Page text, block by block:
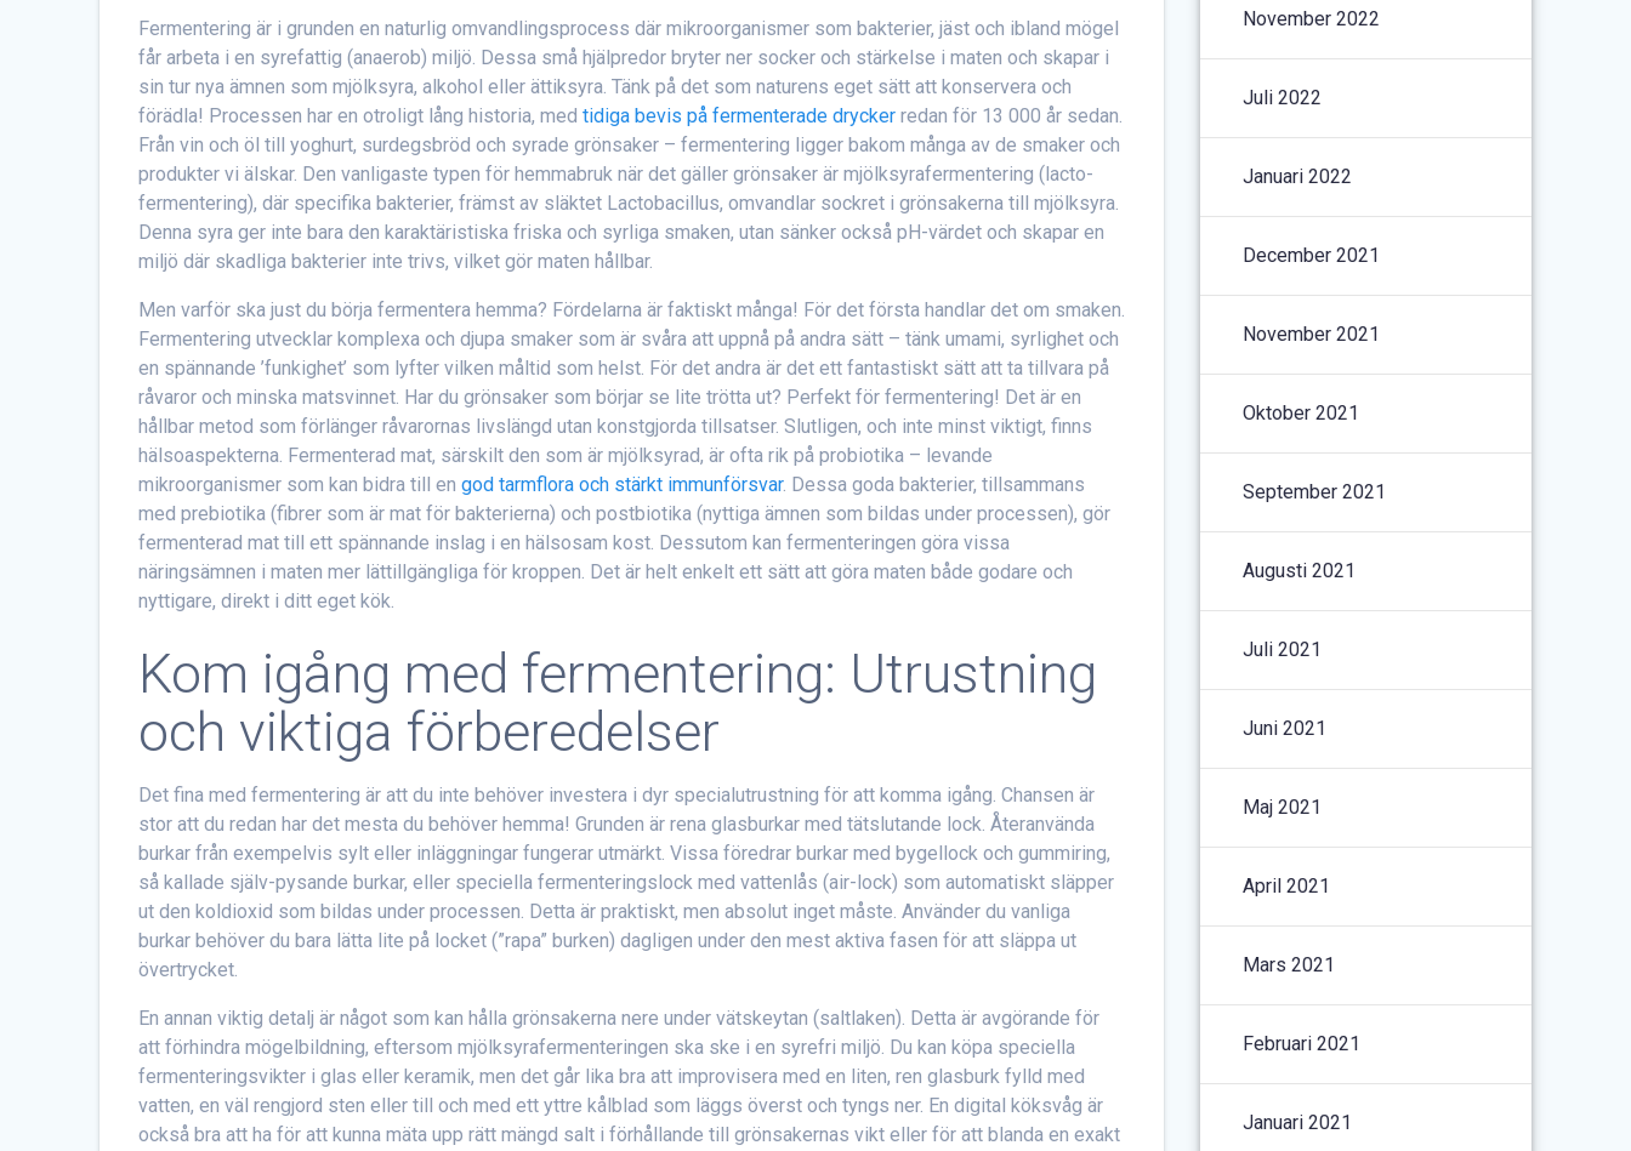
Fermentering är i grunden en naturlig omvandlingsprocess där mikroorganismer som bakterier, jäst och ibland mögel
får arbeta i en syrefattig (anaerob) miljö. Dessa små hjälpredor bryter ner socker och stärkelse i maten och skapar i
sin tur nya ämnen som mjölksyra, alkohol eller ättiksyra. Tänk på det som naturens eget sätt att konservera och
förädla! Processen har en otroligt lång historia, medtidiga bevis på fermenterade drycker redan för 13 000 år sedan.
Från vin och öl till yoghurt, surdegsbröd och syrade grönsaker – fermentering ligger bakom många av de smaker och
produkter vi älskar. Den vanligaste typen för hemmabruk när det gäller grönsaker är mjölksyrafermentering (lacto-
fermentering), där specifika bakterier, främst av släktet Lactobacillus, omvandlar sockret i grönsakerna till mjölksyra.
Denna syra ger inte bara den karaktäristiska friska och syrliga smaken, utan sänker också pH-värdet och skapar en
miljö där skadliga bakterier inte trivs, vilket gör maten hållbar.
Men varför ska just du börja fermentera hemma? Fördelarna är faktiskt många! För det första handlar det om smaken.
Fermentering utvecklar komplexa och djupa smaker som är svåra att uppnå på andra sätt – tänk umami, syrlighet och
en spännande ’funkighet’ som lyfter vilken måltid som helst. För det andra är det ett fantastiskt sätt att ta tillvara på
råvaror och minska matsvinnet. Har du grönsaker som börjar se lite trötta ut? Perfekt för fermentering! Det är en
hållbar metod som förlänger råvarornas livslängd utan konstgjorda tillsatser. Slutligen, och inte minst viktigt, finns
hälsoaspekterna. Fermenterad mat, särskilt den som är mjölksyrad, är ofta rik på probiotika – levande
mikroorganismer som kan bidra till engod tarmflora och stärkt immunförsvar. Dessa goda bakterier, tillsammans
med prebiotika (fibrer som är mat för bakterierna) och postbiotika (nyttiga ämnen som bildas under processen), gör
fermenterad mat till ett spännande inslag i en hälsosam kost. Dessutom kan fermenteringen göra vissa
näringsämnen i maten mer lättillgängliga för kroppen. Det är helt enkelt ett sätt att göra maten både godare och
nyttigare, direkt i ditt eget kök.
Kom igång med fermentering: Utrustning
och viktiga förberedelser
Det fina med fermentering är att du inte behöver investera i dyr specialutrustning för att komma igång. Chansen är
stor att du redan har det mesta du behöver hemma! Grunden är rena glasburkar med tätslutande lock. Återanvända
burkar från exempelvis sylt eller inläggningar fungerar utmärkt. Vissa föredrar burkar med bygellock och gummiring,
så kallade själv-pysande burkar, eller speciella fermenteringslock med vattenlås (air-lock) som automatiskt släpper
ut den koldioxid som bildas under processen. Detta är praktiskt, men absolut inget måste. Använder du vanliga
burkar behöver du bara lätta lite på locket (”rapa” burken) dagligen under den mest aktiva fasen för att släppa ut
övertrycket.
En annan viktig detalj är något som kan hålla grönsakerna nere under vätskeytan (saltlaken). Detta är avgörande för
att förhindra mögelbildning, eftersom mjölksyrafermenteringen ska ske i en syrefri miljö. Du kan köpa speciella
fermenteringsvikter i glas eller keramik, men det går lika bra att improvisera med en liten, ren glasburk fylld med
vatten, en väl rengjord sten eller till och med ett yttre kålblad som läggs överst och tyngs ner. En digital köksvåg är
också bra att ha för att kunna mäta upp rätt mängd salt i förhållande till grönsakernas vikt eller för att blanda en exakt
November 2022
Juli 2022
Januari 2022
December 2021
November 2021
Oktober 2021
September 2021
Augusti 2021
Juli 2021
Juni 2021
Maj 2021
April 2021
Mars 2021
Februari 2021
Januari 2021